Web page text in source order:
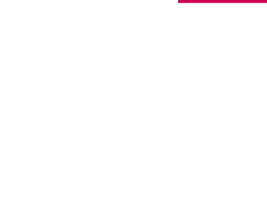
via Gioacchino Rossini 1/A